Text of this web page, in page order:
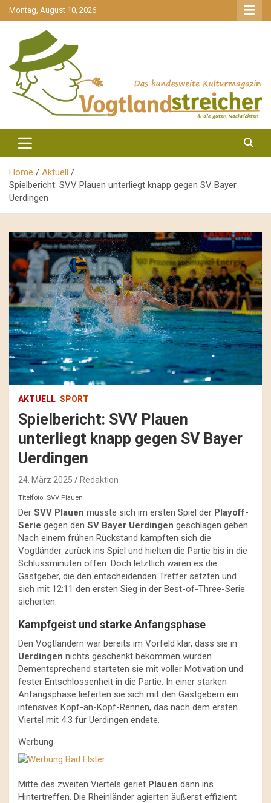
gehe
zum
Montag, August 10, 2026
Vogtlandstreicher
Home
Aktuell
Spielbericht: SVV Plauen unterliegt knapp gegen SV Bayer
Uerdingen
AKTUELL SPORT
Spielbericht: SVV Plauen
unterliegt knapp gegen SV Bayer
Uerdingen
24. März 2025 Redaktion
Titelfoto: SVV Plauen
Der SVV Plauen musste sich im ersten Spiel der Playoff-
Serie gegen den SV Bayer Uerdingen geschlagen geben.
Nach einem frühen Rückstand kämpften sich die
Vogtländer zurück ins Spiel und hielten die Partie bis in die
Schlussminuten offen. Doch letztlich waren es die
Gastgeber, die den entscheidenden Treffer setzten und
sich mit 12:11 den ersten Sieg in der Best-of-Three-Serie
sicherten.
Kampfgeist und starke Anfangsphase
Den Vogtländern war bereits im Vorfeld klar, dass sie in
Uerdingen nichts geschenkt bekommen würden.
Dementsprechend starteten sie mit voller Motivation und
fester Entschlossenheit in die Partie. In einer starken
Anfangsphase lieferten sie sich mit den Gastgebern ein
intensives Kopf-an-Kopf-Rennen, das nach dem ersten
Viertel mit 4:3 für Uerdingen endete.
Werbung
Mitte des zweiten Viertels geriet Plauen dann ins
Hintertreffen. Die Rheinländer agierten äußerst effizient